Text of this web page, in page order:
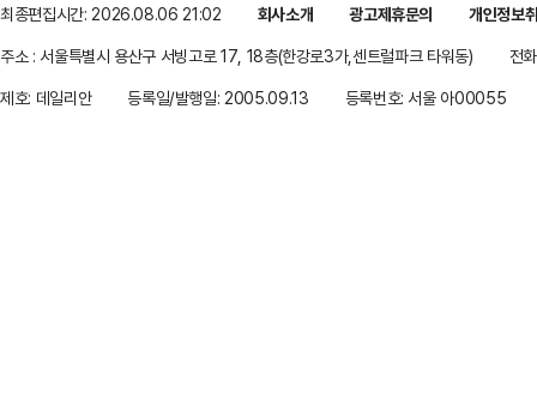
최종편집시간: 2026.08.06 21:02 회사소개 광고제휴문의
개인정보
주소 : 서울특별시 용산구 서빙고로 17, 18층(한강로3가,센트럴파크 타워동)
전
제호: 데일리안
등록일/발행일: 2005.09.13 등록번호: 서울 아00055